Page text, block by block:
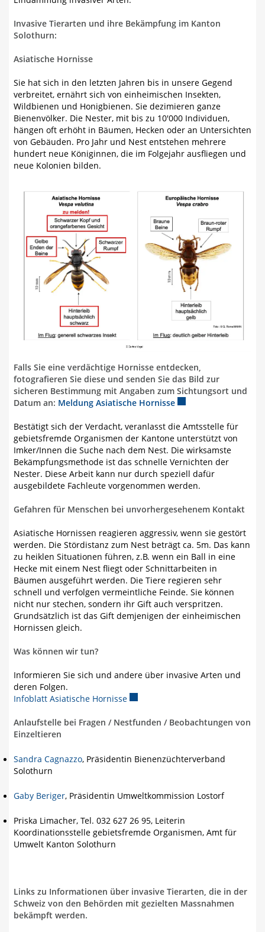
Invasive Tierarten und ihre Bekämpfung im Kanton
Solothurn:
Asiatische Hornisse
Sie hat sich in den letzten Jahren bis in unsere Gegend
verbreitet, ernährt sich von einheimischen Insekten,
Wildbienen und Honigbienen. Sie dezimieren ganze
Bienenvölker. Die Nester, mit bis zu 10'000 Individuen,
hängen oft erhöht in Bäumen, Hecken oder an Untersichten
von Gebäuden. Pro Jahr und Nest entstehen mehrere
hundert neue Königinnen, die im Folgejahr ausfliegen und
neue Kolonien bilden.
Falls Sie eine verdächtige Hornisse entdecken,
fotografieren Sie diese und senden Sie das Bild zur
sicheren Bestimmung mit Angaben zum Sichtungsort und
Datum an: Meldung Asiatische Hornisse Externer Link wird in
Bestätigt sich der Verdacht, veranlasst die Amtsstelle für
gebietsfremde Organismen der Kantone unterstützt von
Imker/Innen die Suche nach dem Nest. Die wirksamste
Bekämpfungsmethode ist das schnelle Vernichten der
Nester. Diese Arbeit kann nur durch speziell dafür
ausgebildete Fachleute vorgenommen werden.
Gefahren für Menschen bei unvorhergesehenem Kontakt
Asiatische Hornissen reagieren aggressiv, wenn sie gestört
werden. Die Stördistanz zum Nest beträgt ca. 5m. Das kann
zu heiklen Situationen führen, z.B. wenn ein Ball in eine
Hecke mit einem Nest fliegt oder Schnittarbeiten in
Bäumen ausgeführt werden. Die Tiere regieren sehr
schnell und verfolgen vermeintliche Feinde. Sie können
nicht nur stechen, sondern ihr Gift auch verspritzen.
Grundsätzlich ist das Gift demjenigen der einheimischen
Hornissen gleich.
Was können wir tun?
Informieren Sie sich und andere über invasive Arten und
deren Folgen.
Infoblatt Asiatische Hornisse Externer Link wird in einem
Anlaufstelle bei Fragen / Nestfunden / Beobachtungen von
Einzeltieren
Sandra Cagnazzo, Präsidentin Bienenzüchterverband
Solothurn
Gaby Beriger, Präsidentin Umweltkommission Lostorf
Priska Limacher, Tel. 032 627 26 95, Leiterin
Koordinationsstelle gebietsfremde Organismen, Amt für
Umwelt Kanton Solothurn
Links zu Informationen über invasive Tierarten, die in der
Schweiz von den Behörden mit gezielten Massnahmen
bekämpft werden.